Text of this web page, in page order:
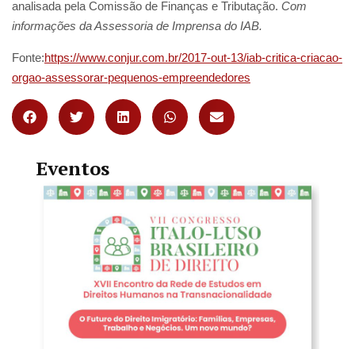
analisada pela Comissão de Finanças e Tributação. Com
informações da Assessoria de Imprensa do IAB.
Fonte:https://www.conjur.com.br/2017-out-13/iab-critica-criacao-
orgao-assessorar-pequenos-empreendedores
Eventos